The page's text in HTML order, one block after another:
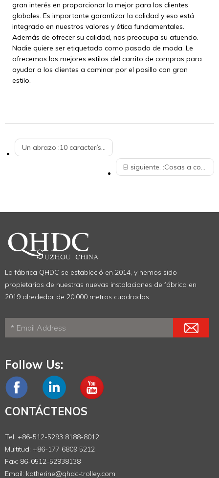
gran interés en proporcionar la mejor para los clientes
globales. Es importante garantizar la calidad y eso está
integrado en nuestros valores y ética fundamentales.
Además de ofrecer su calidad, nos preocupa su atuendo.
Nadie quiere ser etiquetado como pasado de moda. Le
ofrecemos los mejores estilos del carrito de compras para
ayudar a los clientes a caminar por el pasillo con gran
estilo.
Un abrazo :10 características a tener en cuenta al elegir un carrito de compras
El siguiente. :Cosas a considerar al comprar el mejor carrito de compras del mercado
La fábrica QHDC se estableció en 2014, y hemos sido
propietarios de nuestras nuevas instalaciones de fábrica en
2019 alrededor de 20,000 metros cuadrados
Follow Us:
CONTÁCTENOS
Tel: +86-512-5293 8188-8012
Multitud: +86-177 6809 5212
Fax: 86-0512-52938138
Email: katherine@qhdc-trolley.com